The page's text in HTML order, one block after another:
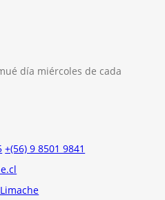
día miércoles de cada
+(56) 9 8501 9841